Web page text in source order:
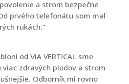
a strom bezpečne
prvého telefonátu som mal
rukách.“
od VIA VERTICAL sme
zdravých plodov a strom
Odborník mi rovno